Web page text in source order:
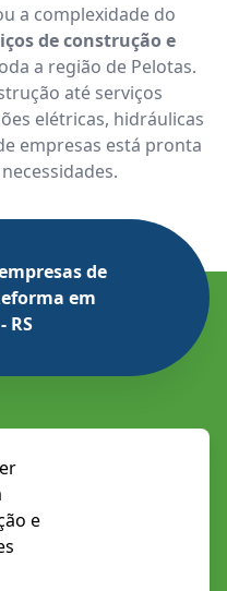
a complexidade do
de construção e
a região de Pelotas.
até serviços
elétricas, hidráulicas
empresas está pronta
de
em
RS